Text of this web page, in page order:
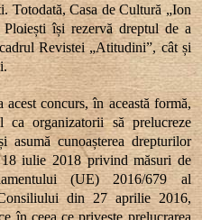
Totodată, Casa de Cultură „Ion
își rezervă dreptul de a
Revistei „Atitudini”, cât și
concurs, în această formă,
ca organizatorii să prelucreze
asumă cunoașterea drepturilor
iulie 2018 privind măsuri de
(UE) 2016/679 al
din 27 aprilie 2016,